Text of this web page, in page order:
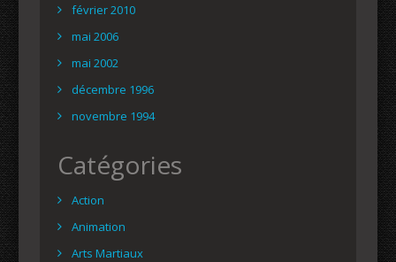
février 2010
mai 2006
mai 2002
décembre 1996
novembre 1994
Catégories
Action
Animation
Arts Martiaux